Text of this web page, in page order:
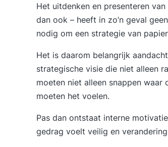
Het uitdenken en presenteren
dan ook – heeft in zo’n geval
nodig om een strategie van
Het is daarom belangrijk
strategische visie die niet alleen
moeten niet alleen snappen
moeten het voelen.
Pas dan ontstaat interne
gedrag voelt veilig en